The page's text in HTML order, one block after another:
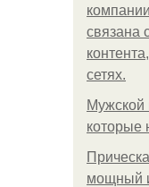
связана
сетях.
Мужской
которые
мощный